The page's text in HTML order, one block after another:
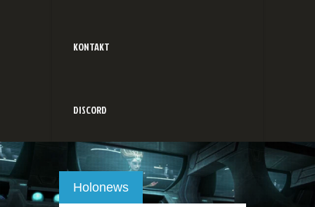
KONTAKT
DISCORD
Holonews